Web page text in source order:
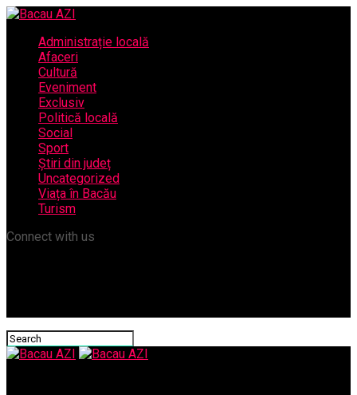
Administrație locală
Afaceri
Cultură
Eveniment
Exclusiv
Politică locală
Social
Sport
Știri din județ
Uncategorized
Viața în Bacău
Turism
Connect with us